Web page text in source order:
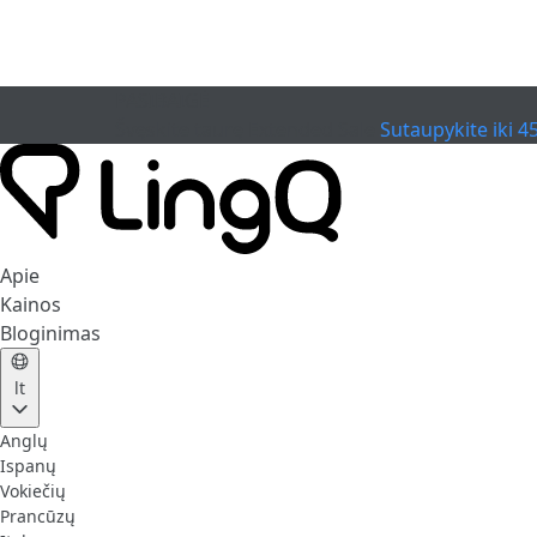
Sutaupykite iki
Apie
Kainos
Bloginimas
lt
Anglų
Ispanų
Vokiečių
Prancūzų